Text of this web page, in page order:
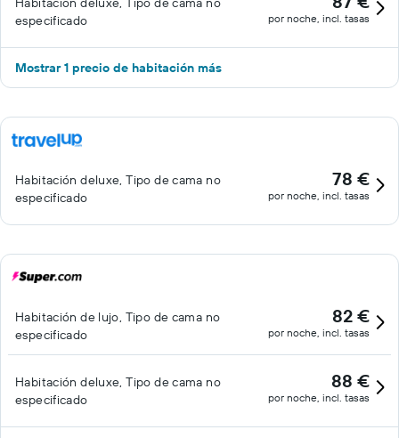
especificado
por noche, incl. tasas
Mostrar 1 precio de habitación más
Habitación deluxe, Tipo de cama no
especificado
78 €
por noche, incl. tasas
Habitación de lujo, Tipo de cama no
especificado
82 €
por noche, incl. tasas
Habitación deluxe, Tipo de cama no
especificado
88 €
por noche, incl. tasas